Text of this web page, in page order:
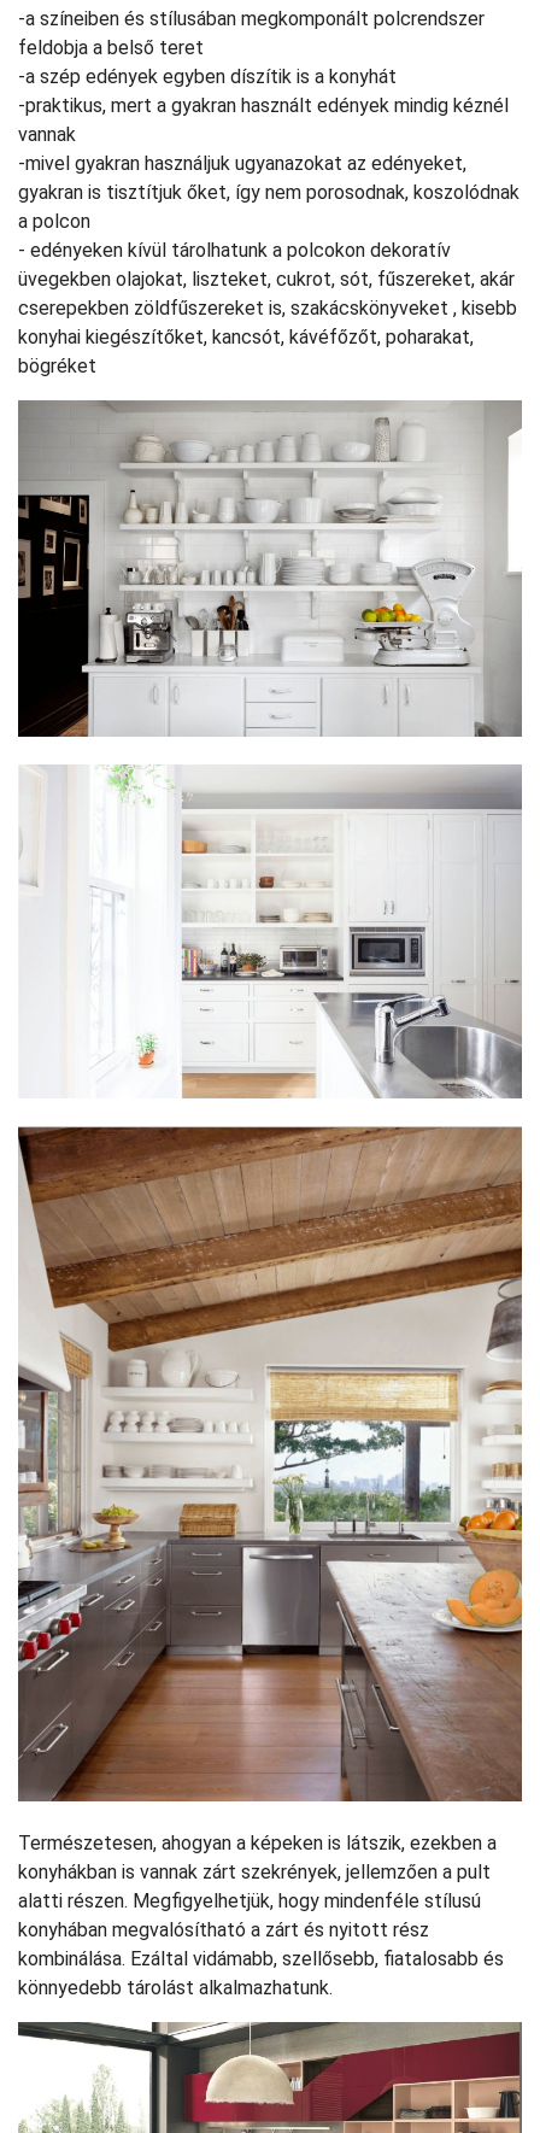
-a színeiben és stílusában megkomponált polcrendszer
feldobja a belső teret
-a szép edények egyben díszítik is a konyhát
-praktikus, mert a gyakran használt edények mindig kéznél
vannak
-mivel gyakran használjuk ugyanazokat az edényeket,
gyakran is tisztítjuk őket, így nem porosodnak, koszolódnak
a polcon
- edényeken kívül tárolhatunk a polcokon dekoratív
üvegekben olajokat, liszteket, cukrot, sót, fűszereket, akár
cserepekben zöldfűszereket is, szakácskönyveket , kisebb
konyhai kiegészítőket, kancsót, kávéfőzőt, poharakat,
bögréket
Természetesen, ahogyan a képeken is látszik, ezekben a
konyhákban is vannak zárt szekrények, jellemzően a pult
alatti részen. Megfigyelhetjük, hogy mindenféle stílusú
konyhában megvalósítható a zárt és nyitott rész
kombinálása. Ezáltal vidámabb, szellősebb, fiatalosabb és
könnyedebb tárolást alkalmazhatunk.